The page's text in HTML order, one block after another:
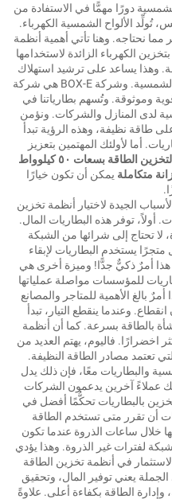
دورًا مهمًّا في الاستفادة من
الألواح الشمسية الكهرباء.
نحتاجه. وهنا تأتي أهمية أنظمة
الكهرباء الزائدة لاستخدامها
وهذا يساعد على ترشيد استهلاك
الطاقة والاستفادة القصوى من الألواح الشمسية. وشركة BOX-E هي شركة
وموثوقة. وتُسهم بطارياتنا في
لدى المنازل والشركات. ونؤمن
طاقة نظيفة، وهذه الرؤية تبدأ
أما لأولئك المهتمين بتعزيز
نظام سكني لتخزين الطاقة بسعات ٥٠ كيلوواط
يمكن أن تكون خيارًا
الجيدة لاختيار أنظمة تخزين
أولاً، توفر هذه البطاريات المال.
لا تحتاج إلى شرائها من الشبكة
متجرًا يستخدم البطاريات لإبقاء
هذا أمرٌ ذكيٌّ جدًّا! وميزة أخرى هي
للمؤسسات مواصلة عملياتها
أمرٌ بالغ الأهمية للمتاجر والمصانع
وعندما ينقطع التيار، تبدأ
بالطاقة بسرعة. كما أن أنظمة
اخضرارًا. فاليوم، يهتم العديد من
تعتمد مصادر الطاقة النظيفة.
والبطاريات معًا، فإن ذلك يدل
عملاءً آخرين يدعمون الشركات
بالبطاريات تحكُّمًا أفضل في
أن تقرر متى تستخدم الطاقة
خلال ساعات الذروة عندما تكون
لفترات غير الذروة. وهذا يؤدي
في أنظمة تخزين الطاقة
يعني توفير المال، وتحقيق
وإدارة الطاقة بكفاءة أعلى. علاوةً